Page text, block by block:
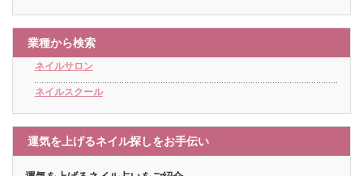
業種から検索
ネイルサロン
ネイルスクール
運気を上げるネイル探しをお手伝い